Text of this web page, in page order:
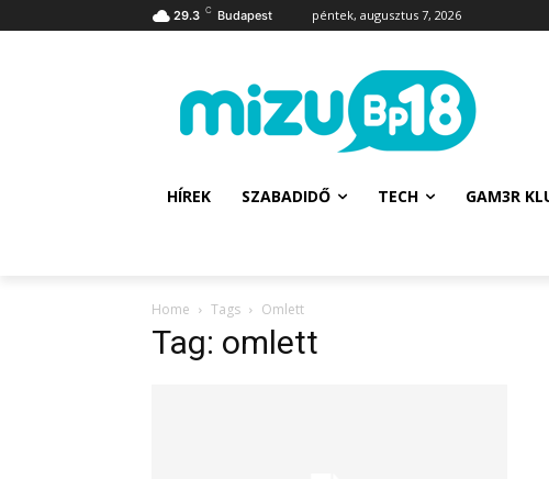
29.3 C Budapest péntek, augusztus 7, 2026
HÍREK SZABADIDŐ TECH GAM3R
Home Tags Omlett
Tag: omlett